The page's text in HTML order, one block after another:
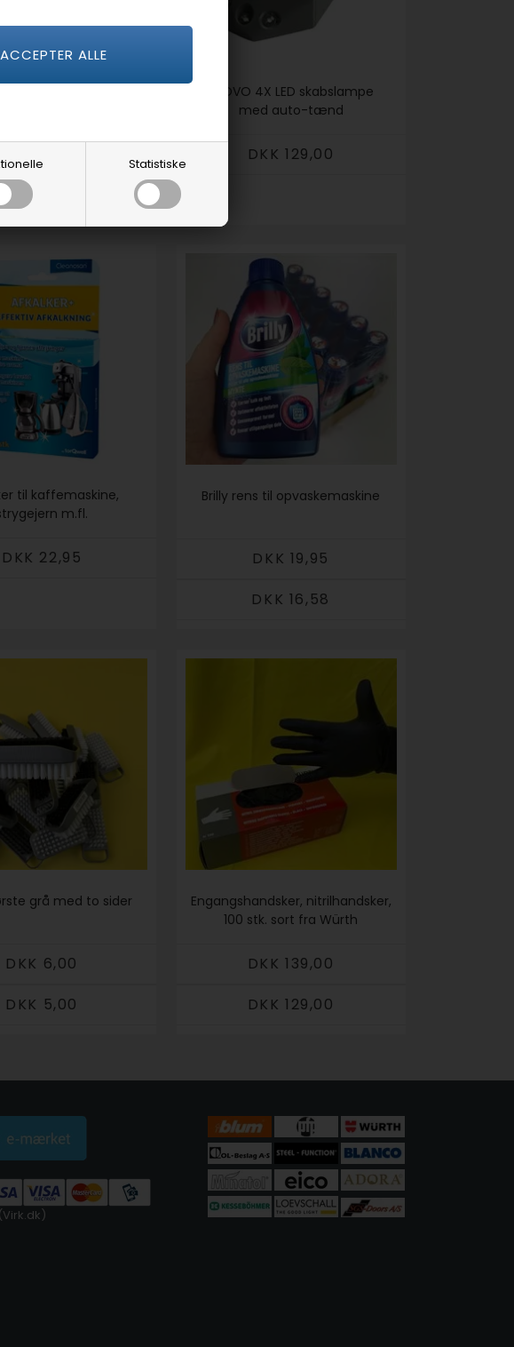
Statistiske
PROVO 4X LED skabslampe
med auto-tænd
DKK 129,00
til kaffemaskine,
m.fl.
DKK 22,95
Brilly rens til opvaskemaskine
DKK 19,95
DKK 16,58
grå med to sider
DKK 6,00
DKK 5,00
Engangshandsker, nitrilhandsker,
100 stk. sort fra Würth
DKK 139,00
DKK 129,00